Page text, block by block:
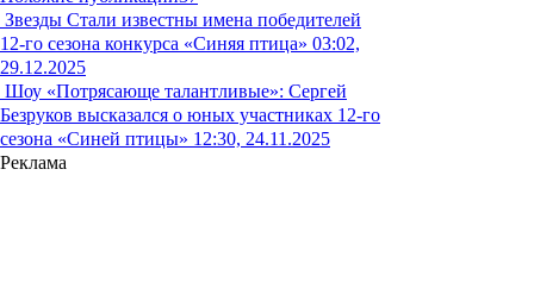
Звезды Стали известны имена победителей
12-го сезона конкурса «Синяя птица» 03:02,
29.12.2025
Шоу «Потрясающе талантливые»: Сергей
Безруков высказался о юных участниках 12-го
сезона «Синей птицы» 12:30, 24.11.2025
Реклама